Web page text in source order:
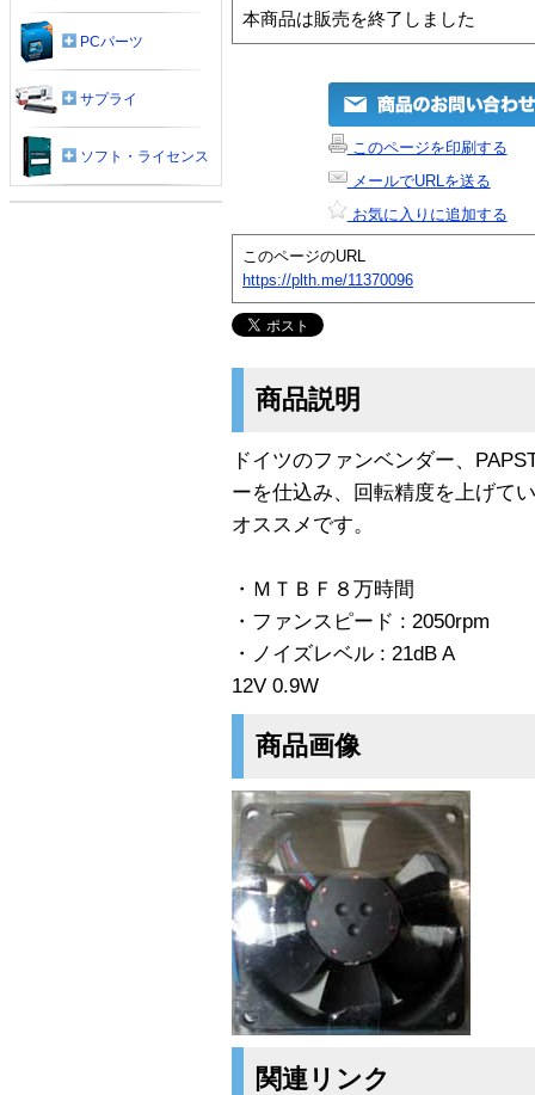
本商品は販売を終了しました
このページを印刷する
メールでURLを送る
お気に入りに追加する
このページのURL
https://plth.me/11370096
商品説明
ドイツのファンベンダー、
ーを仕込み、回転精度を上げて
オススメです。
・ＭＴＢＦ８万時間
・ファンスピード : 2050rpm
・ノイズレベル : 21dB A
12V 0.9W
商品画像
関連リンク
PCパーツ
サプライ
ソフト・ライセンス